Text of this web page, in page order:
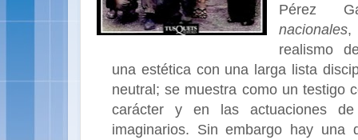
Pérez
nacionales,
realismo
una estética con una larga lista
neutral; se muestra como un testigo
carácter y en las actuaciones
imaginarios. Sin embargo hay una